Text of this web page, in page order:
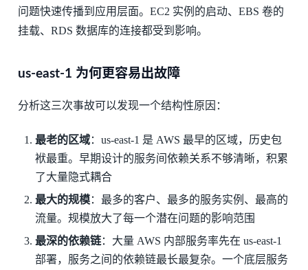
问题快速传播到应用层面。EC2 实例的启动、EBS 卷的
挂载、RDS 数据库的连接都受到影响。
us-east-1 为何更容易出故障
分析这三次事故可以发现一个结构性原因：
最老的区域：us-east-1 是 AWS 最早的区域，历史包
袱最重。早期设计的服务间依赖关系不够清晰，积累
了大量隐式耦合
最大的规模：最多的客户、最多的服务实例、最高的
流量。规模放大了每一个潜在问题的影响范围
最深的依赖链：大量 AWS 内部服务率先在 us-east-1
部署，服务之间的依赖链最长最复杂。一个底层服务